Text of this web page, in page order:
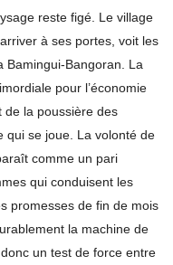
reste figé. Le village
à ses portes, voit les
Bamingui-Bangoran. La
pour l’économie
de la poussière des
qui se joue. La volonté de
comme un pari
qui conduisent les
promesses de fin de mois
la machine de
un test de force entre